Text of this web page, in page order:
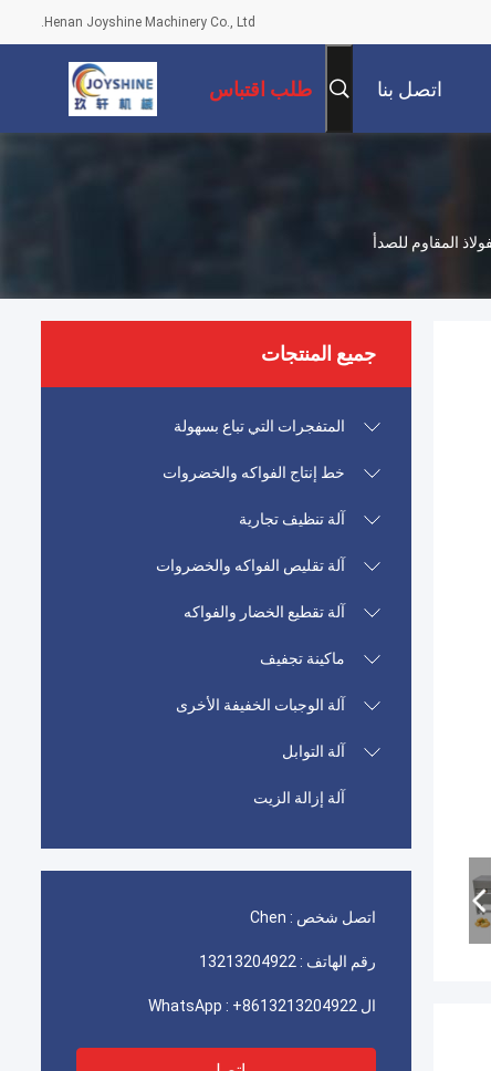
Henan Joyshine Machinery Co., Ltd.
اتصل بنا طلب اقتباس
جميع المنتجات
المتفجرات التي تباع بسهولة
خط إنتاج الفواكه والخضروات
آلة تنظيف تجارية
آلة تقليص الفواكه والخضروات
آلة تقطيع الخضار والفواكه
ماكينة تجفيف
آلة الوجبات الخفيفة الأخرى
آلة التوابل
آلة إزالة الزيت
اتصل شخص : Chen
رقم الهاتف : 13213204922
ال WhatsApp : +8613213204922